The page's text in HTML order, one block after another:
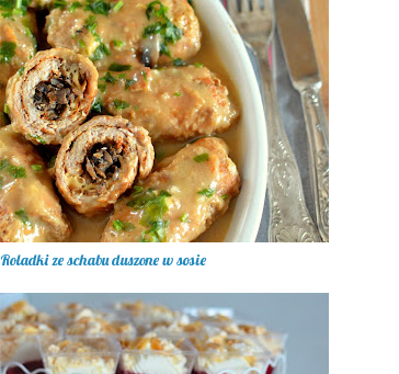
Roladki ze schabu duszone w sosie